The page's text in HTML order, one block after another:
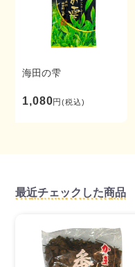
海田の雫
1,080円(税込)
最近チェックした商品